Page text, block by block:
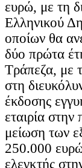
ευρώ, με τη
Ελληνικού
οποίων θα
δύο πρώτα
Τράπεζα, με
στη
έκδοσης
εταιρία
μείωση των
250.000
ελεγκτής